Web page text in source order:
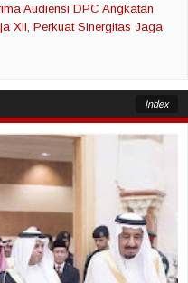
Audiensi DPC Angkatan
XII, Perkuat Sinergitas Jaga
Index